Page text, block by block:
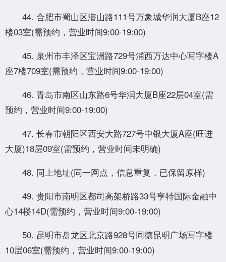
44. 合肥市蜀山区潜山路111号万象城华润大厦B座12
楼03室(需预约，营业时间9:00-19:00)
45. 泉州市丰泽区宝洲路729号浦西万达中心写字楼A
座7楼709室(需预约，营业时间9:00-19:00)
46. 青岛市南区山东路6号华润大厦B座22层04室(需
预约，营业时间9:00-19:00)
47. 长春市朝阳区西安大路727号中银大厦A座(旺进
大厦)18层09室(需预约，营业时间未明确)
48. 同上地址(同一网点，信息重复，已保留原样)
49. 贵阳市南明区都司高架桥路33号亨特国际金融中
心14楼14D(需预约，营业时间9:00-19:00)
50. 昆明市盘龙区北京路928号同德昆明广场写字楼
10层06室(需预约，营业时间9:00-19:00)